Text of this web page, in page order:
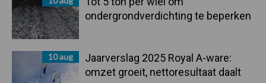
ondergrondverdichting te beperken
10 aug
Jaarverslag 2025 Royal A-ware:
omzet groeit, nettoresultaat daalt